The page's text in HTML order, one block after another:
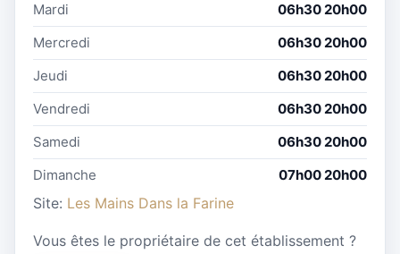
Mardi
06h30 20h00
Mercredi
06h30 20h00
Jeudi
06h30 20h00
Vendredi
06h30 20h00
Samedi
06h30 20h00
Dimanche
07h00 20h00
Site: Les Mains Dans la Farine
Vous êtes le propriétaire de cet établissement ?